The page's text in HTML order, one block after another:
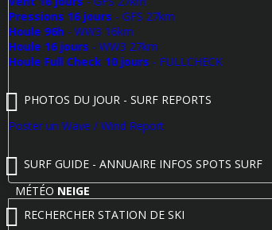
Pressions 16 jours - GFS 27km
Houle 96h - WW3 16km
Houle 16 jours - WW3 27km
Houle Full Check 10 jours - FULLCHECK
PHOTOS DU JOUR - SURF REPORTS
Poster un Wave / Wind Report
SURF GUIDE - ANNUAIRE INFOS SPOTS SURF
MÉTÉO NEIGE
RECHERCHER STATION DE SKI